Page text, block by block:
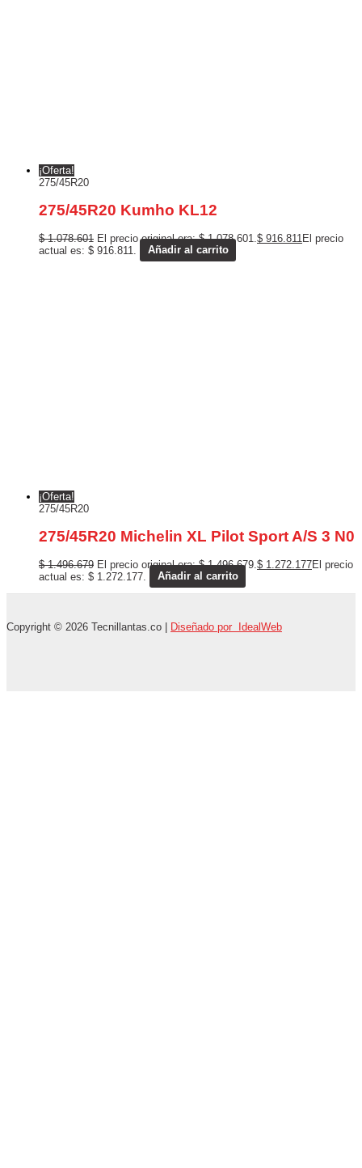
¡Oferta!
275/45R20
275/45R20 Kumho KL12
$1.078.601 El precio original era: $ 1.078.601. $ 916.811 El precio
actual es: $ 916.811.
Añadir al carrito
¡Oferta!
275/45R20
275/45R20 Michelin XL Pilot Sport A/S 3 N0
$1.496.679 El precio original era: $ 1.496.679. $ 1.272.177El precio
actual es: $ 1.272.177.
Añadir al carrito
Copyright © 2026 Tecnillantas.co | Diseñado por IdealWeb